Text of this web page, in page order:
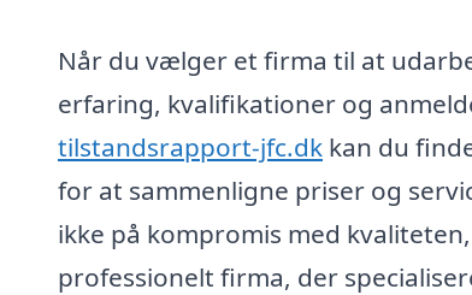
Når du vælger et firma til at
erfaring, kvalifikationer og
tilstandsrapport-jfc.dk kan du
for at sammenligne priser og
ikke på kompromis med
professionelt firma, der